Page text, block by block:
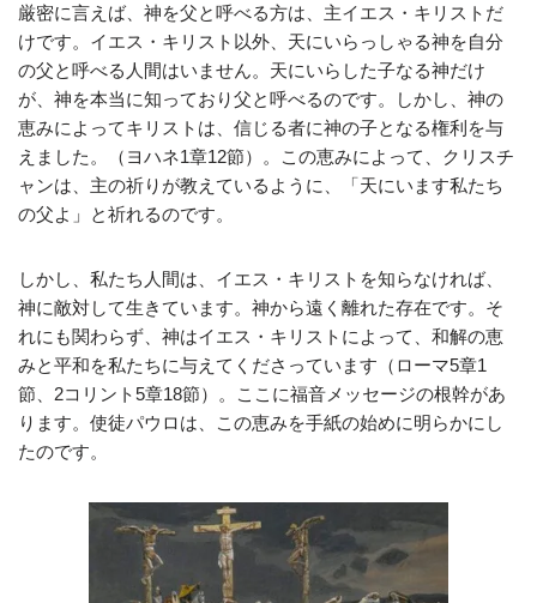
厳密に言えば、神を父と呼べる方は、主イエス・キリストだ
けです。イエス・キリスト以外、天にいらっしゃる神を自分
の父と呼べる人間はいません。天にいらした子なる神だけ
が、神を本当に知っており父と呼べるのです。しかし、神の
恵みによってキリストは、信じる者に神の子となる権利を与
えました。（ヨハネ1章12節）。この恵みによって、クリスチ
ャンは、主の祈りが教えているように、「天にいます私たち
の父よ」と祈れるのです。
しかし、私たち人間は、イエス・キリストを知らなければ、
神に敵対して生きています。神から遠く離れた存在です。そ
れにも関わらず、神はイエス・キリストによって、和解の恵
みと平和を私たちに与えてくださっています（ローマ5章1
節、2コリント5章18節）。ここに福音メッセージの根幹があ
ります。使徒パウロは、この恵みを手紙の始めに明らかにし
たのです。